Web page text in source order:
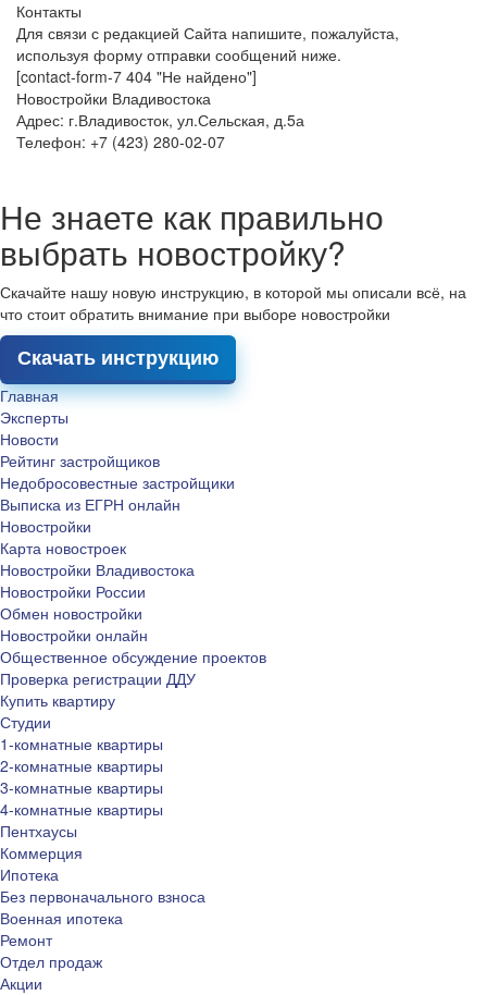
Контакты
Для связи с редакцией Сайта напишите, пожалуйста,
используя форму отправки сообщений ниже.
[contact-form-7 404 "Не найдено"]
Новостройки Владивостока
Адрес: г.Владивосток, ул.Сельская, д.5а
Телефон: +7 (423) 280-02-07
Не знаете как правильно
выбрать новостройку?
Скачайте нашу новую инструкцию, в которой мы описали всё, на
что стоит обратить внимание при выборе новостройки
Скачать инструкцию
Главная
Эксперты
Новости
Рейтинг застройщиков
Недобросовестные застройщики
Выписка из ЕГРН онлайн
Новостройки
Карта новостроек
Новостройки Владивостока
Новостройки России
Обмен новостройки
Новостройки онлайн
Общественное обсуждение проектов
Проверка регистрации ДДУ
Купить квартиру
Студии
1-комнатные квартиры
2-комнатные квартиры
3-комнатные квартиры
4-комнатные квартиры
Пентхаусы
Коммерция
Ипотека
Без первоначального взноса
Военная ипотека
Ремонт
Отдел продаж
Акции